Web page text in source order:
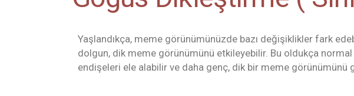
Yaşlandıkça, meme görünümünüzde bazı değişiklikler fark
dolgun, dik meme görünümünü etkileyebilir. Bu oldukça
endişeleri ele alabilir ve daha genç, dik bir meme görünümünü